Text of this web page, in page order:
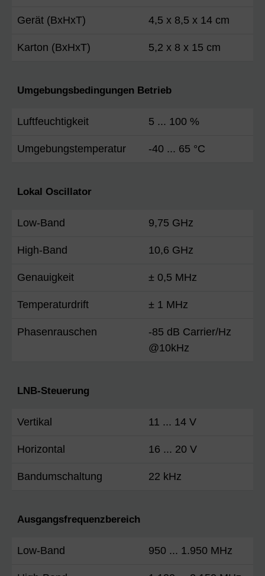
Gerät (BxHxT) 4,5 x 8,5 x 14 cm
Karton (BxHxT) 5,2 x 8 x 15 cm
Umgebungsbedingungen Betrieb
Luftfeuchtigkeit 5 ... 100 %
Umgebungstemperatur -40 ... 65 °C
Lokal Oscillator
Low-Band 9,75 GHz
High-Band 10,6 GHz
Genauigkeit ± 0,5 MHz
Temperaturdrift ± 1 MHz
Phasenrauschen
-85 dB Carrier/Hz
@10kHz
LNB-Steuerung
Vertikal 11 ... 14 V
Horizontal 16 ... 20 V
Bandumschaltung 22 kHz
Ausgangsfrequenzbereich
Low-Band 950 ... 1.950 MHz